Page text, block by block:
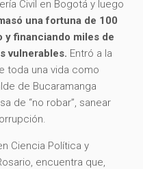
Civil en Bogotá y luego
una fortuna de 100
y financiando miles de
vulnerables. Entró a la
toda una vida como
de Bucaramanga
de “no robar”, sanear
Ciencia Política y
encuentra que,